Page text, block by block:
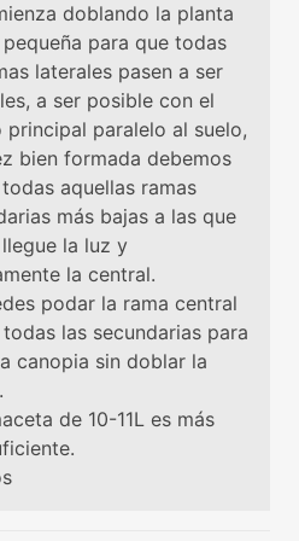
doblando la planta
para que todas
laterales pasen a ser
a ser posible con el
principal paralelo al suelo,
bien formada debemos
aquellas ramas
más bajas a las que
la luz y
la central.
podar la rama central
las secundarias para
canopia sin doblar la
de 10-11L es más